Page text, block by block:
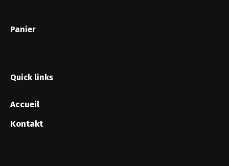
Panier
Quick links
Accueil
Kontakt